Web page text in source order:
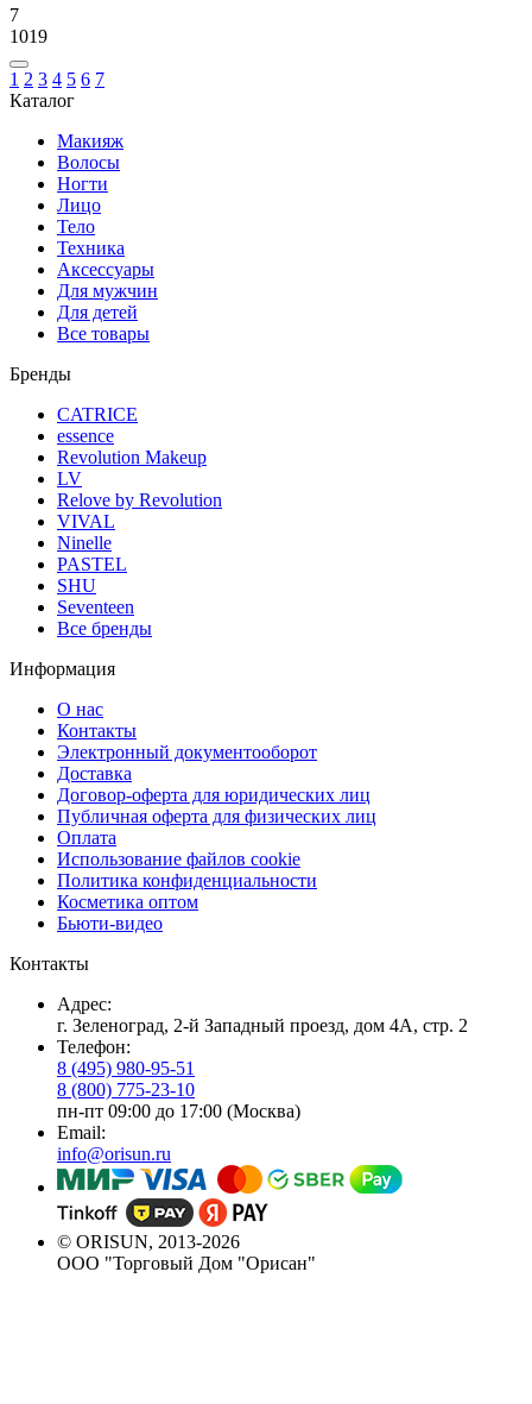
7
1019
1 2 3 4 5 6 7
Каталог
Макияж
Волосы
Ногти
Лицо
Тело
Техника
Аксессуары
Для мужчин
Для детей
Все товары
Бренды
CATRICE
essence
Revolution Makeup
LV
Relove by Revolution
VIVAL
Ninelle
PASTEL
SHU
Seventeen
Все бренды
Информация
О нас
Контакты
Электронный документооборот
Доставка
Договор-оферта для юридических лиц
Публичная оферта для физических лиц
Оплата
Использование файлов cookie
Политика конфиденциальности
Косметика оптом
Бьюти-видео
Контакты
Адрес:
г. Зеленоград, 2-й Западный проезд, дом 4А, стр. 2
Телефон:
8 (495) 980-95-51
8 (800) 775-23-10
пн-пт 09:00 до 17:00 (Москва)
Email:
info@orisun.ru
© ORISUN, 2013-2026
ООО "Торговый Дом "Орисан"